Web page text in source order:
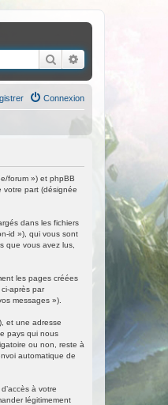
Rechercher
Connexion
forum ») et phpBB
votre part (désignée
dans les fichiers
id »), qui vous sont
que vous avez lus,
les pages créées
après par
messages »).
et une adresse
pays qui nous
ou non, reste à
automatique de
à votre
légitimement